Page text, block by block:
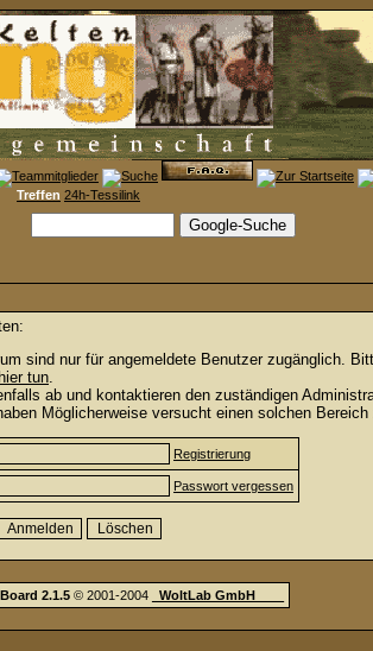
Treffen 24h-Tessilink
sind nur für angemeldete Benutzer zugänglich.
tun.
ab und kontaktieren den zuständigen
Möglicherweise versucht einen solchen Bereich
Registrierung
Passwort vergessen
2.1.5 © 2001-2004 WoltLab GmbH